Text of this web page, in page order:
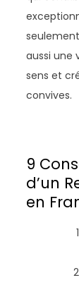
aussi une
sens et
convives.
9
d’un
en